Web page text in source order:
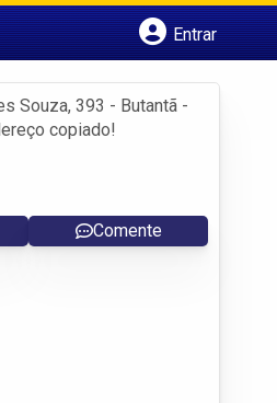
Entrar
Souza, 393 - Butantã -
copiado!
Comente